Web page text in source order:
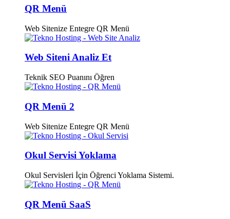
QR Menü
Web Sitenize Entegre QR Menü
Web Siteni Analiz Et
Teknik SEO Puanını Öğren
QR Menü 2
Web Sitenize Entegre QR Menü
Okul Servisi Yoklama
Okul Servisleri İçin Öğrenci Yoklama Sistemi.
QR Menü SaaS